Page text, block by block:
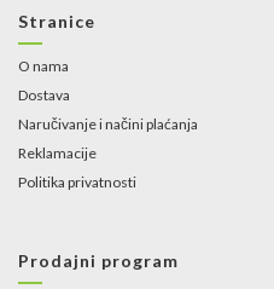
Stranice
O nama
Dostava
Naručivanje i načini plaćanja
Reklamacije
Politika privatnosti
Prodajni program